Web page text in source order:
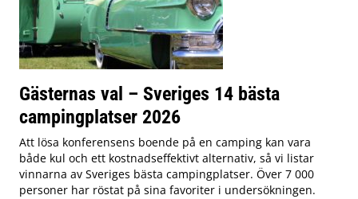
Gästernas val – Sveriges 14 bästa
campingplatser 2026
Att lösa konferensens boende på en camping kan vara
både kul och ett kostnadseffektivt alternativ, så vi listar
vinnarna av Sveriges bästa campingplatser. Över 7 000
personer har röstat på sina favoriter i undersökningen.